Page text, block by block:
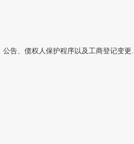
告、债权人保护程序以及工商登记变更...